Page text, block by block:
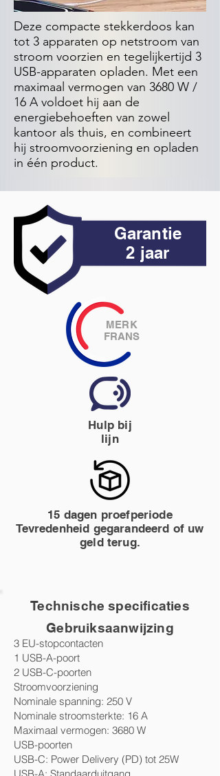
Deze compacte stekkerdoos kan
tot 3 apparaten op netstroom van
stroom voorzien en tegelijkertijd 3
USB-apparaten opladen. Met een
maximaal vermogen van 3680 W /
16 A voldoet hij aan de
energiebehoeften van zowel
kantoor als thuis, en combineert
hij stroomvoorziening en opladen
in één product.
Garantie
2 jaar
MERK
FRANS
Hulp bij
lijn
15 dagen proefperiode
Tevredenheid gegarandeerd of uw
geld terug.
Technische specificaties
Gebruiksaanwijzing
3 EU-stopcontacten
1 USB-A-poort
2 USB-C-poorten
Stroomvoorziening
Nominale spanning: 250 V
Nominale stroomsterkte: 16 A
Maximaal vermogen: 3680 W
USB-poorten
USB-C: Power Delivery (PD) tot 25W